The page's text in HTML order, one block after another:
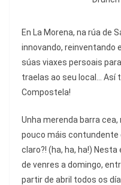
En La Morena, na rúa de
innovando, reinventando
súas viaxes persoais
traelas ao seu local… Así
Compostela!
Unha merenda barra
pouco máis contundente
claro?! (ha, ha, ha!)
de venres a domingo,
partir de abril todos os